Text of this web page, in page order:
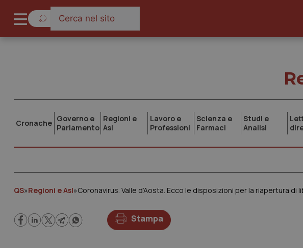
Cronache Governo e
Parlamento
Regioni e
Asl
Lavoro e
Professioni
Scienza e
Farmaci
Studi e
Analisi
QS»Regioni e Asl»Coronavirus. Valle d’Aosta. Ecco le disposizioni per la riapertura di
Stampa